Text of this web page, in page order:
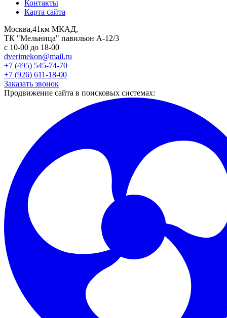
Контакты
Карта сайта
Москва,41км МКАД,
ТК "Мельница" павильон А-12/3
с 10-00 до 18-00
dverimekon@mail.ru
+7 (495) 545-74-70
+7 (926) 611-18-00
Заказать звонок
Продвижение сайта в поисковых системах: